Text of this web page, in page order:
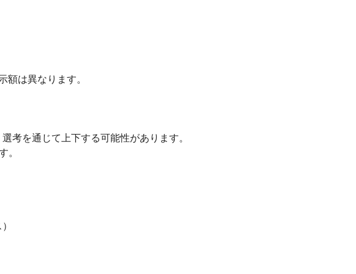
は異なります。
考を通じて上下する可能性があります。